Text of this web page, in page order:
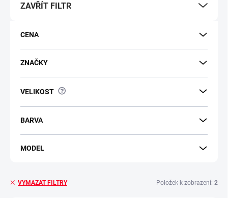
ZAVŘÍT FILTR
CENA
ZNAČKY
VELIKOST ?
BARVA
MODEL
VYMAZAT FILTRY Položek k zobrazení: 2